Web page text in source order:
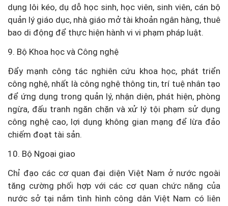
dụng lôi kéo, dụ dỗ học sinh, học viên, sinh viên, cán bộ
quản lý giáo dục, nhà giáo mở tài khoản ngân hàng, thuê
bao di động để thực hiện hành vi vi phạm pháp luật.
9. Bộ Khoa học và Công nghệ
Đẩy mạnh công tác nghiên cứu khoa học, phát triển
công nghệ, nhất là công nghệ thông tin, trí tuệ nhân tạo
để ứng dụng trong quản lý, nhận diện, phát hiện, phòng
ngừa, đấu tranh ngăn chặn và xử lý tội phạm sử dụng
công nghệ cao, lợi dụng không gian mạng để lừa đảo
chiếm đoạt tài sản.
10. Bộ Ngoại giao
Chỉ đạo các cơ quan đại diện Việt Nam ở nước ngoài
tăng cường phối hợp với các cơ quan chức năng của
nước sở tại nắm tình hình công dân Việt Nam có liên